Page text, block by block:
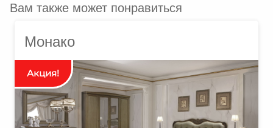
Вам также может понравиться
Монако